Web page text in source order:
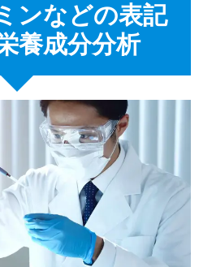
ンなどの表記
養成分分析